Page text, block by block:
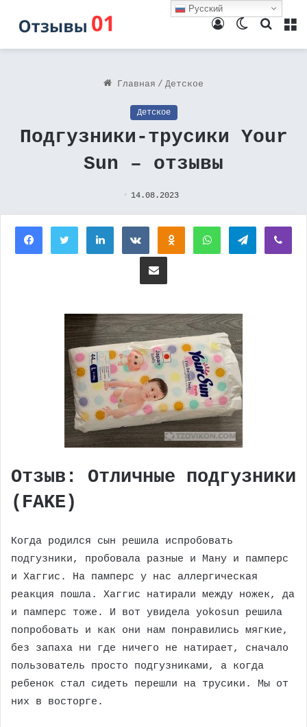
Поиск
Switch
Войти
Главная / Детское
Детское
Подгузники-трусики Your
Sun – отзывы
14.08.2023
FacebookTwitterLinkedInВконтактеОдноклассники
WhatsAppTelegram
Поделиться через электронную почту
Отзыв: Отличные подгузники
(FAKE)
Когда родился сын решила испробовать
подгузники, пробовала разные и Ману и памперс
и Хаггис. На памперс у нас аллергическая
реакция пошла. Хаггис натирали между ножек, да
и памперс тоже. И вот увидела yokosun решила
попробовать и как они нам понравились мягкие,
без запаха ни где ничего не натирает, сначало
пользователь просто подгузниками, а когда
ребенок стал сидеть перешли на трусики. Мы от
них в восторге.
Русский